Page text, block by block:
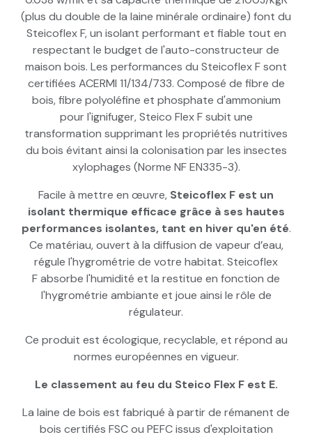
(plus du double de la laine minérale ordinaire) font du
Steicoflex F, un isolant performant et fiable tout en
respectant le budget de l'auto-constructeur de
maison bois. Les performances du Steicoflex F sont
certifiées ACERMI 11/134/733. Composé de fibre de
bois, fibre polyoléfine et phosphate d'ammonium
pour l'ignifuger, Steico Flex F subit une
transformation supprimant les propriétés nutritives
du bois évitant ainsi la colonisation par les insectes
xylophages (Norme NF EN335-3).
Facile à mettre en œuvre, Steicoflex F est un
isolant thermique efficace grâce à ses hautes
performances isolantes, tant en hiver qu'en été.
Ce matériau, ouvert à la diffusion de vapeur d’eau,
régule l'hygrométrie de votre habitat. Steicoflex
F absorbe l'humidité et la restitue en fonction de
l'hygrométrie ambiante et joue ainsi le rôle de
régulateur.
Ce produit est écologique, recyclable, et répond au
normes européennes en vigueur.
Le classement au feu du Steico Flex F est E.
La laine de bois est fabriqué à partir de rémanent de
bois certifiés FSC ou PEFC issus d'exploitation